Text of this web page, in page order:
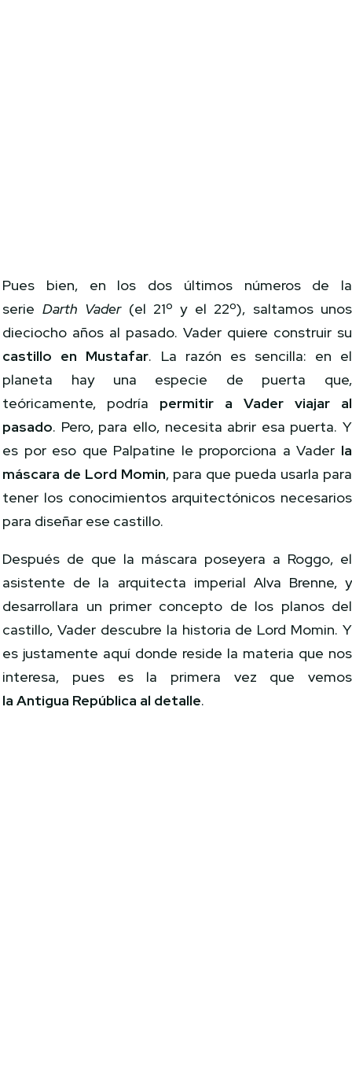
Pues bien, en los dos últimos números de la
serie Darth Vader(el 21º y el 22º), saltamos unos
dieciocho años al pasado. Vader quiere construir su
castillo en Mustafar. La razón es sencilla: en el
planeta hay una especie de puerta que,
teóricamente, podría permitir a Vader viajar al
pasado. Pero, para ello, necesita abrir esa puerta. Y
es por eso que Palpatine le proporciona a Vader la
máscara de Lord Momin, para que pueda usarla para
tener los conocimientos arquitectónicos necesarios
para diseñar ese castillo.
Después de que la máscara poseyera a Roggo, el
asistente de la arquitecta imperial Alva Brenne, y
desarrollara un primer concepto de los planos del
castillo, Vader descubre la historia de Lord Momin. Y
es justamente aquí donde reside la materia que nos
interesa, pues es la primera vez que vemos
la Antigua República al detalle.